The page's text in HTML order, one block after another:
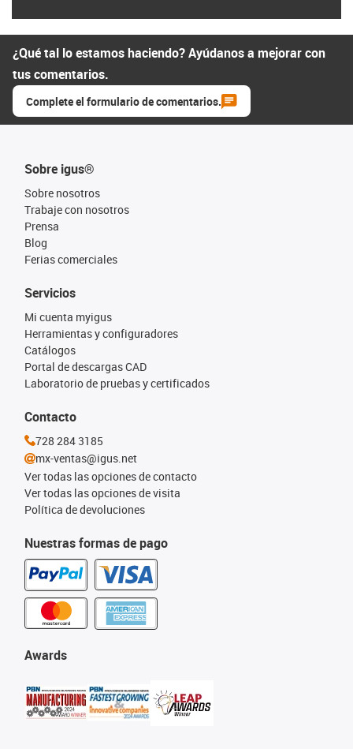
¿Qué tal lo estamos haciendo? Ayúdanos a mejorar con
tus comentarios.
Complete el formulario de comentarios.
Sobre igus®
Sobre nosotros
Trabaje con nosotros
Prensa
Blog
Ferias comerciales
Nuestras formas de pago
Servicios
Mi cuenta myigus
Herramientas y configuradores
Catálogos
Portal de descargas CAD
Laboratorio de pruebas y certificados
Awards
Contacto
728 284 3185
mx-ventas@igus.net
Ver todas las opciones de contacto
Ver todas las opciones de visita
Política de devoluciones